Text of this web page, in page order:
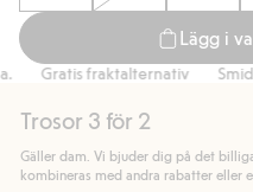
Lägg i
Gratis fraktalternativ
Trosor 3 för 2
Gäller dam. Vi bjuder dig på det
kombineras med andra rabatter eller